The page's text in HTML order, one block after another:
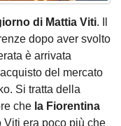
di Mattia Viti. Il
dopo aver svolto
è arrivata
del mercato
Si tratta della
che la Fiorentina
Viti era poco più che